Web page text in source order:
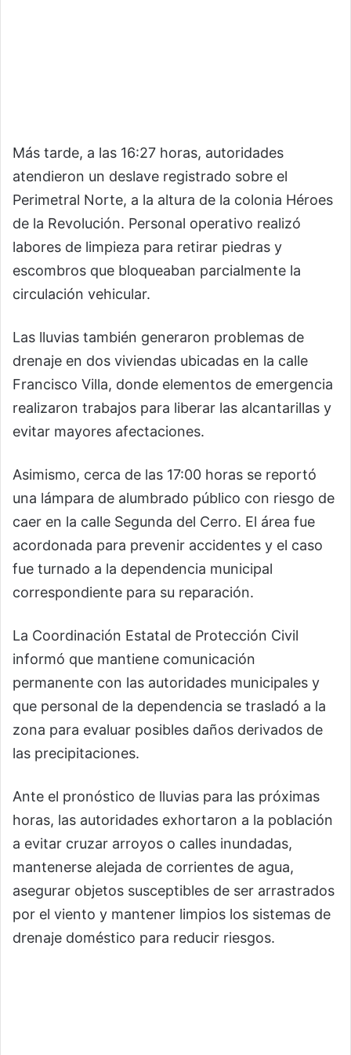
Más tarde, a las 16:27 horas, autoridades
atendieron un deslave registrado sobre el
Perimetral Norte, a la altura de la colonia Héroes
de la Revolución. Personal operativo realizó
labores de limpieza para retirar piedras y
escombros que bloqueaban parcialmente la
circulación vehicular.
Las lluvias también generaron problemas de
drenaje en dos viviendas ubicadas en la calle
Francisco Villa, donde elementos de emergencia
realizaron trabajos para liberar las alcantarillas y
evitar mayores afectaciones.
Asimismo, cerca de las 17:00 horas se reportó
una lámpara de alumbrado público con riesgo de
caer en la calle Segunda del Cerro. El área fue
acordonada para prevenir accidentes y el caso
fue turnado a la dependencia municipal
correspondiente para su reparación.
La Coordinación Estatal de Protección Civil
informó que mantiene comunicación
permanente con las autoridades municipales y
que personal de la dependencia se trasladó a la
zona para evaluar posibles daños derivados de
las precipitaciones.
Ante el pronóstico de lluvias para las próximas
horas, las autoridades exhortaron a la población
a evitar cruzar arroyos o calles inundadas,
mantenerse alejada de corrientes de agua,
asegurar objetos susceptibles de ser arrastrados
por el viento y mantener limpios los sistemas de
drenaje doméstico para reducir riesgos.